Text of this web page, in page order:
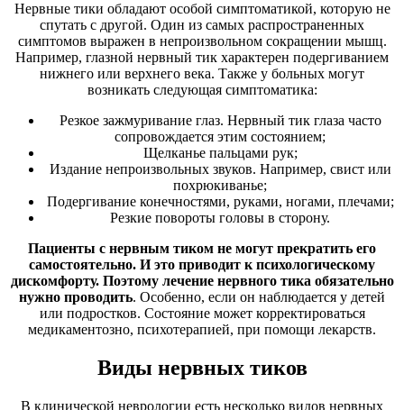
Нервные тики обладают особой симптоматикой, которую не
спутать с другой. Один из самых распространенных
симптомов выражен в непроизвольном сокращении мышц.
Например, глазной нервный тик характерен подергиванием
нижнего или верхнего века. Также у больных могут
возникать следующая симптоматика:
Резкое зажмуривание глаз. Нервный тик глаза часто
сопровождается этим состоянием;
Щелканье пальцами рук;
Издание непроизвольных звуков. Например, свист или
похрюкиванье;
Подергивание конечностями, руками, ногами, плечами;
Резкие повороты головы в сторону.
Пациенты с нервным тиком не могут прекратить его
самостоятельно. И это приводит к психологическому
дискомфорту. Поэтому лечение нервного тика обязательно
нужно проводить. Особенно, если он наблюдается у детей
или подростков. Состояние может корректироваться
медикаментозно, психотерапией, при помощи лекарств.
Виды нервных тиков
В клинической неврологии есть несколько видов нервных